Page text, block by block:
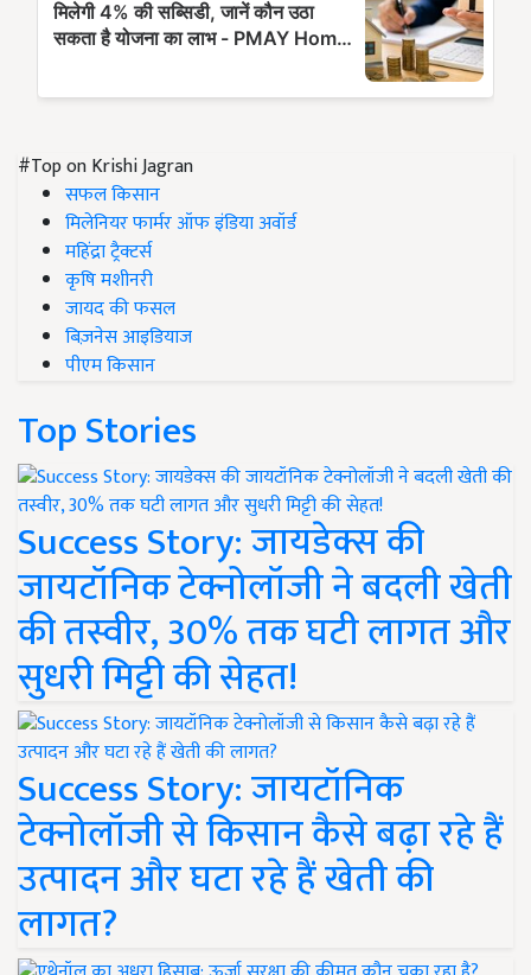
#Top on Krishi Jagran
सफल किसान
मिलेनियर फार्मर ऑफ इंडिया अवॉर्ड
महिंद्रा ट्रैक्टर्स
कृषि मशीनरी
जायद की फसल
बिज़नेस आइडियाज
पीएम किसान
Top Stories
Success Story: जायडेक्स की
जायटॉनिक टेक्नोलॉजी ने बदली खेती
की तस्वीर, 30% तक घटी लागत और
सुधरी मिट्टी की सेहत!
Success Story: जायटॉनिक
टेक्नोलॉजी से किसान कैसे बढ़ा रहे हैं
उत्पादन और घटा रहे हैं खेती की
लागत?